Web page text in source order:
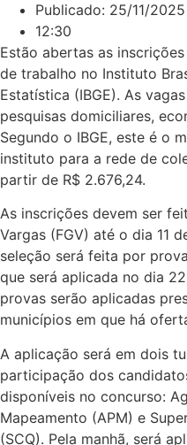
Publicado: 25/11/2025
12:30
Estão abertas as
de trabalho no Instituto
Estatística (IBGE). As
pesquisas domiciliares,
Segundo o IBGE, este é o
instituto para a rede de
partir de R$ 2.676,24.
As inscrições devem ser
Vargas (FGV) até o dia 11
seleção será feita por
que será aplicada no dia
provas serão aplicadas
municípios em que há
A aplicação será em dois
participação dos
disponíveis no concurso:
Mapeamento (APM) e
(SCQ). Pela manhã, será